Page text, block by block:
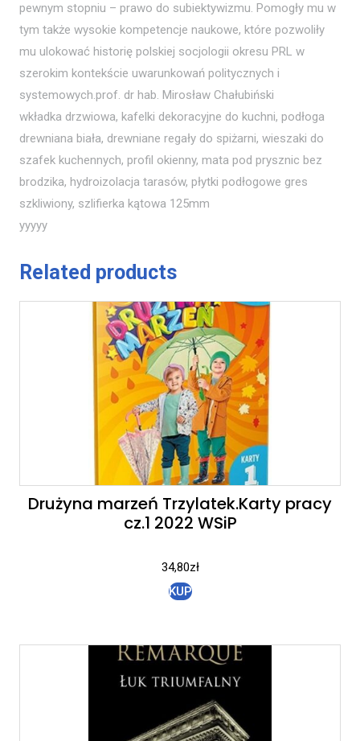
pewnym stopniu – prawo do subiektywizmu. Pomogły mu w
tym także wysokie kompetencje naukowe, które pozwoliły
mu ulokować historię polskiej socjologii okresu PRL w
szerokim kontekście uwarunkowań politycznych i
systemowych.prof. dr hab. Mirosław Chałubiński
wkładka drzwiowa, kafelki dekoracyjne do kuchni, podłoga
drewniana biała, drewniane regały do spiżarni, wieszaki do
szafek kuchennych, profil okienny, mata pod prysznic bez
brodzika, hydroizolacja tarasów, płytki podłogowe gres
szkliwiony, szlifierka kątowa 125mm
yyyyy
Related products
Drużyna marzeń Trzylatek.Karty pracy
cz.1 2022 WSiP
34,80zł
KUP